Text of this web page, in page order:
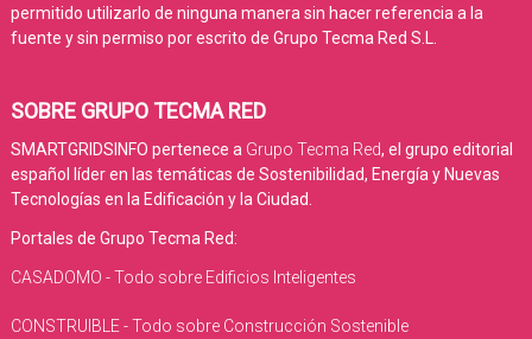
permitido utilizarlo de ninguna manera sin hacer referencia a la
fuente y sin permiso por escrito de Grupo Tecma Red S.L.
SOBRE GRUPO TECMA RED
SMARTGRIDSINFO pertenece a Grupo Tecma Red, el grupo editorial
español líder en las temáticas de Sostenibilidad, Energía y Nuevas
Tecnologías en la Edificación y la Ciudad.
Portales de Grupo Tecma Red:
CASADOMO - Todo sobre Edificios Inteligentes
CONSTRUIBLE - Todo sobre Construcción Sostenible